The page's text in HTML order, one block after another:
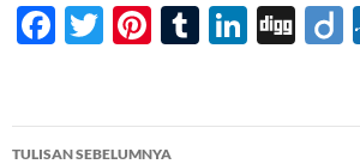
F
b
T
er
Pi
es
T
bl
Li
e
Di
Navigasi
TULISAN SEBELUMNYA